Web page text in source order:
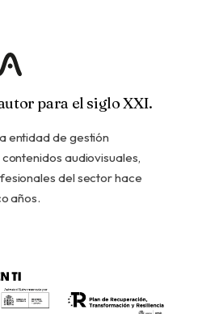
para el siglo XXI.
entidad de gestión
audiovisuales,
del sector hace
años.